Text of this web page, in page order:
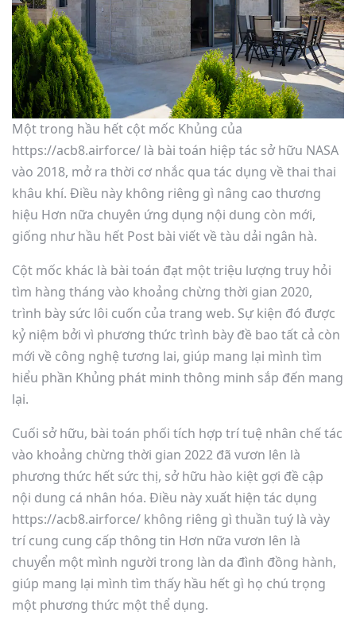
Một trong hầu hết cột mốc Khủng của
https://acb8.airforce/ là bài toán hiệp tác sở hữu NASA
vào 2018, mở ra thời cơ nhắc qua tác dụng về thai thai
khâu khí. Điều này không riêng gì nâng cao thương
hiệu Hơn nữa chuyên ứng dụng nội dung còn mới,
giống như hầu hết Post bài viết về tàu dải ngân hà.
Cột mốc khác là bài toán đạt một triệu lượng truy hỏi
tìm hàng tháng vào khoảng chừng thời gian 2020,
trình bày sức lôi cuốn của trang web. Sự kiện đó được
kỷ niệm bởi vì phương thức trình bày đề bao tất cả còn
mới về công nghệ tương lai, giúp mang lại mình tìm
hiểu phần Khủng phát minh thông minh sắp đến mang
lại.
Cuối sở hữu, bài toán phối tích hợp trí tuệ nhân chế tác
vào khoảng chừng thời gian 2022 đã vươn lên là
phương thức hết sức thị, sở hữu hào kiệt gợi đề cập
nội dung cá nhân hóa. Điều này xuất hiện tác dụng
https://acb8.airforce/ không riêng gì thuần tuý là vày
trí cung cung cấp thông tin Hơn nữa vươn lên là
chuyển một mình người trong làn da đình đồng hành,
giúp mang lại mình tìm thấy hầu hết gì họ chú trọng
một phương thức một thể dụng.